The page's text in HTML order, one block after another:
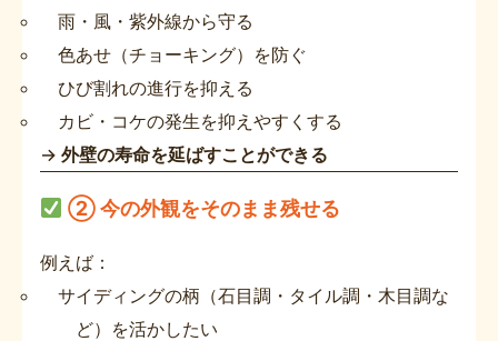
雨・風・紫外線から守る
色あせ（チョーキング）を防ぐ
ひび割れの進行を抑える
カビ・コケの発生を抑えやすくする
→ 外壁の寿命を延ばすことができる
② 今の外観をそのまま残せる
例えば：
サイディングの柄（石目調・タイル調・木目調な
ど）を活かしたい